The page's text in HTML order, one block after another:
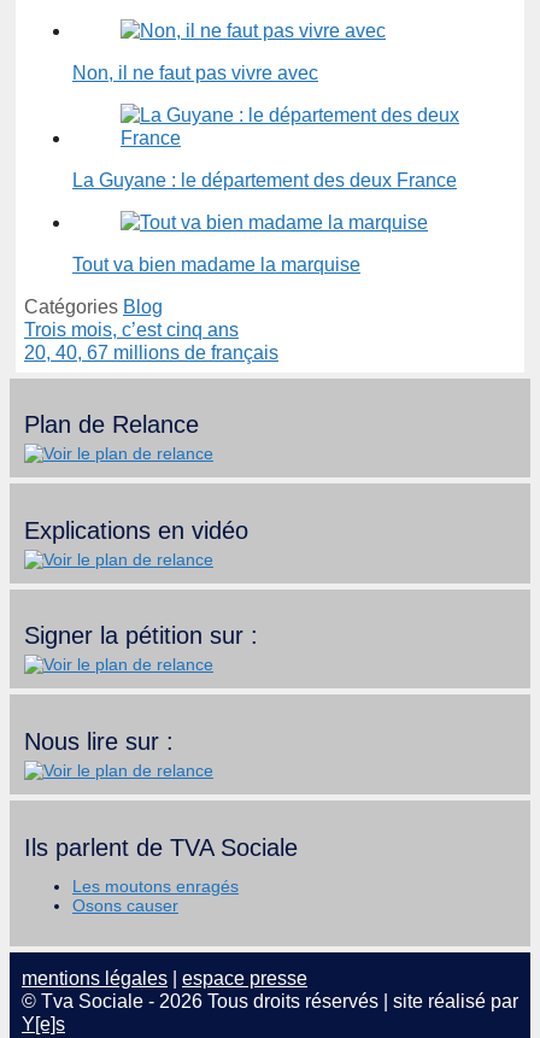
Non, il ne faut pas vivre avec
La Guyane : le département des deux France
Tout va bien madame la marquise
Catégories Blog
Trois mois, c’est cinq ans
20, 40, 67 millions de français
Plan de Relance
Explications en vidéo
Signer la pétition sur :
Nous lire sur :
Ils parlent de TVA Sociale
Les moutons enragés
Osons causer
mentions légales
espace presse
© Tva Sociale - 2026 Tous droits réservés | site réalisé par
Y[e]s